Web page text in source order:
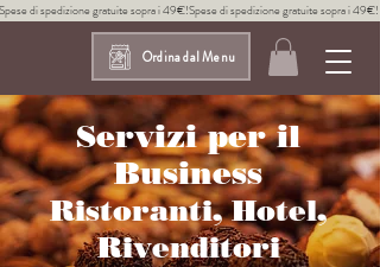
Spese di spedizione gratuite sopra i 49€!
Ordina dal Menu
Servizi per il
Business
Ristoranti, Hotel,
Rivenditori